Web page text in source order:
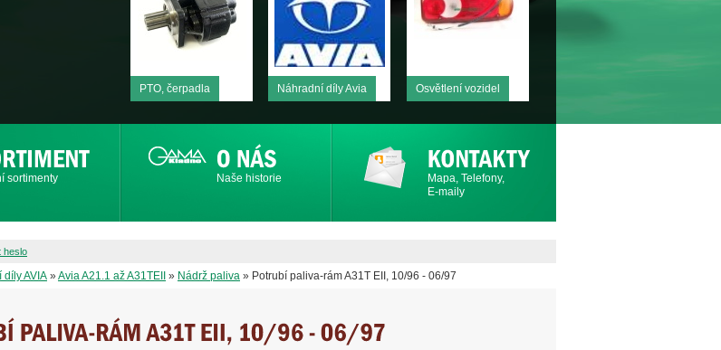
PTO, čerpadla Náhradní díly Avia Osvětlení vozidel
sortimenty Naše historie
Mapa, Telefony,
E-maily
heslo
díly AVIA »Avia A21.1 až A31TEII » Nádrž paliva » Potrubí paliva-rám A31T EII, 10/96 - 06/97